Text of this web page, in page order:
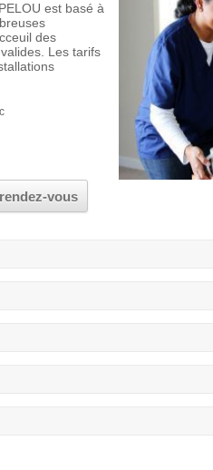
est basé à
des
Les tarifs
vous